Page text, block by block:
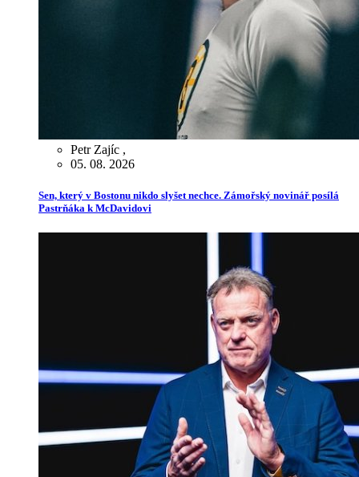
Petr Zajíc ,
05. 08. 2026
Sen, který v Bostonu nikdo slyšet nechce. Zámořský novinář posílá
Pastrňáka k McDavidovi